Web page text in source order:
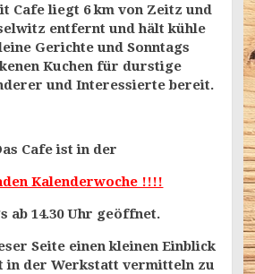
Cafe liegt 6 km von Zeitz und
entfernt und hält kühle
Gerichte und Sonntags
Kuchen für durstige
und Interessierte bereit.
Cafe ist in der
Kalenderwoche !!!!
ab 14.30 Uhr geöffnet.
Seite einen kleinen Einblick
in der Werkstatt vermitteln zu